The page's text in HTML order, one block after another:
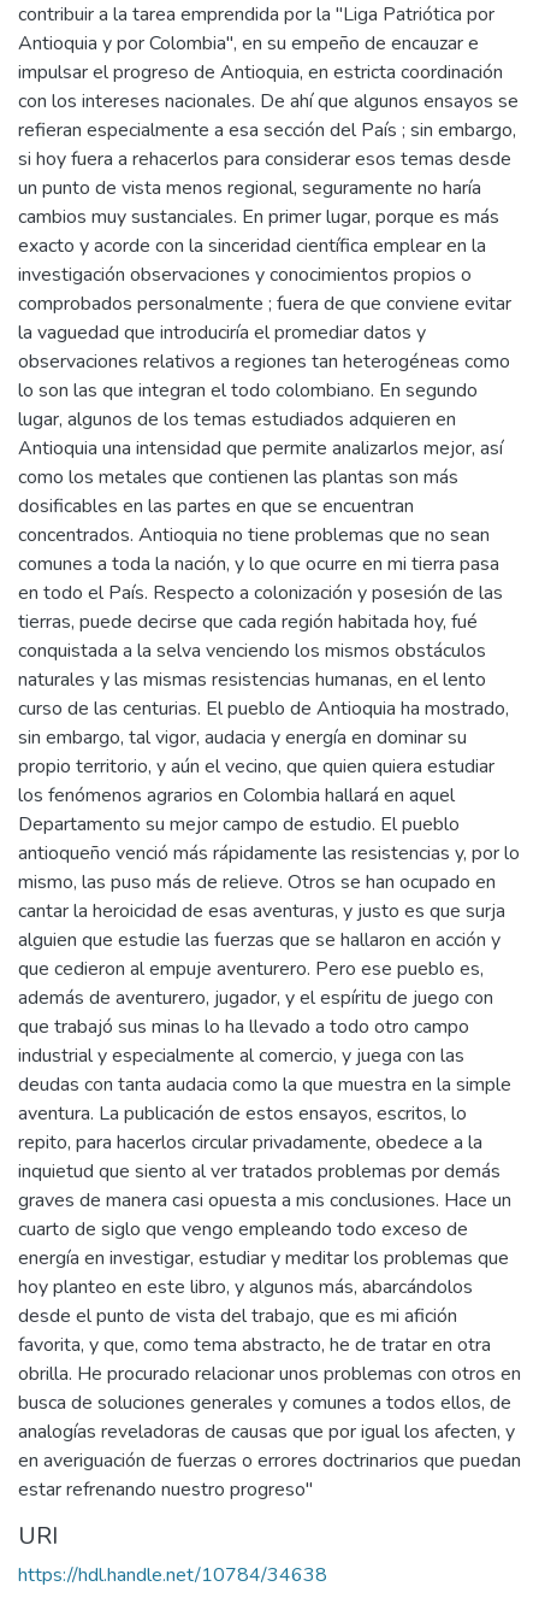
contribuir a la tarea emprendida por la "Liga Patriótica por
Antioquia y por Colombia", en su empeño de encauzar e
impulsar el progreso de Antioquia, en estricta coordinación
con los intereses nacionales. De ahí que algunos ensayos se
refieran especialmente a esa sección del País ; sin embargo,
si hoy fuera a rehacerlos para considerar esos temas desde
un punto de vista menos regional, seguramente no haría
cambios muy sustanciales. En primer lugar, porque es más
exacto y acorde con la sinceridad científica emplear en la
investigación observaciones y conocimientos propios o
comprobados personalmente ; fuera de que conviene evitar
la vaguedad que introduciría el promediar datos y
observaciones relativos a regiones tan heterogéneas como
lo son las que integran el todo colombiano. En segundo
lugar, algunos de los temas estudiados adquieren en
Antioquia una intensidad que permite analizarlos mejor, así
como los metales que contienen las plantas son más
dosificables en las partes en que se encuentran
concentrados. Antioquia no tiene problemas que no sean
comunes a toda la nación, y lo que ocurre en mi tierra pasa
en todo el País. Respecto a colonización y posesión de las
tierras, puede decirse que cada región habitada hoy, fué
conquistada a la selva venciendo los mismos obstáculos
naturales y las mismas resistencias humanas, en el lento
curso de las centurias. El pueblo de Antioquia ha mostrado,
sin embargo, tal vigor, audacia y energía en dominar su
propio territorio, y aún el vecino, que quien quiera estudiar
los fenómenos agrarios en Colombia hallará en aquel
Departamento su mejor campo de estudio. El pueblo
antioqueño venció más rápidamente las resistencias y, por lo
mismo, las puso más de relieve. Otros se han ocupado en
cantar la heroicidad de esas aventuras, y justo es que surja
alguien que estudie las fuerzas que se hallaron en acción y
que cedieron al empuje aventurero. Pero ese pueblo es,
además de aventurero, jugador, y el espíritu de juego con
que trabajó sus minas lo ha llevado a todo otro campo
industrial y especialmente al comercio, y juega con las
deudas con tanta audacia como la que muestra en la simple
aventura. La publicación de estos ensayos, escritos, lo
repito, para hacerlos circular privadamente, obedece a la
inquietud que siento al ver tratados problemas por demás
graves de manera casi opuesta a mis conclusiones. Hace un
cuarto de siglo que vengo empleando todo exceso de
energía en investigar, estudiar y meditar los problemas que
hoy planteo en este libro, y algunos más, abarcándolos
desde el punto de vista del trabajo, que es mi afición
favorita, y que, como tema abstracto, he de tratar en otra
obrilla. He procurado relacionar unos problemas con otros en
busca de soluciones generales y comunes a todos ellos, de
analogías reveladoras de causas que por igual los afecten, y
en averiguación de fuerzas o errores doctrinarios que puedan
estar refrenando nuestro progreso"
URI
https://hdl.handle.net/10784/34638